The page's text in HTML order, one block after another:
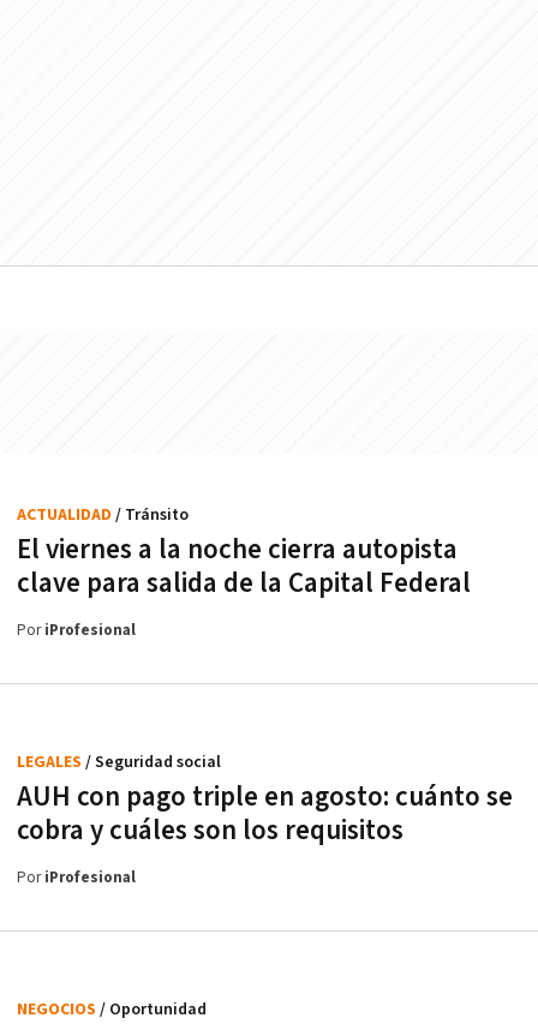
El viernes a la noche cierra autopista
clave para salida de la Capital Federal
ACTUALIDAD / Tránsito
PoriProfesional
AUH con pago triple en agosto: cuánto se
cobra y cuáles son los requisitos
LEGALES / Seguridad social
PoriProfesional
NEGOCIOS / Oportunidad